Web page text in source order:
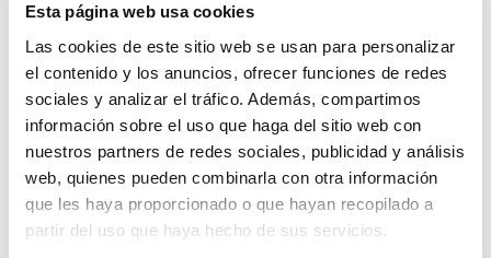
Esta página web usa cookies
Las cookies de este sitio web se usan para personalizar
el contenido y los anuncios, ofrecer funciones de redes
sociales y analizar el tráfico. Además, compartimos
información sobre el uso que haga del sitio web con
nuestros partners de redes sociales, publicidad y análisis
web, quienes pueden combinarla con otra información
que les haya proporcionado o que hayan recopilado a
partir del uso que haya hecho de sus servicios.
FARMACIA SIERRA MARTINEZ, JOSE ANTONIO
AV. INSTITUCION LIBRE DE ENSEÑANZA, 77